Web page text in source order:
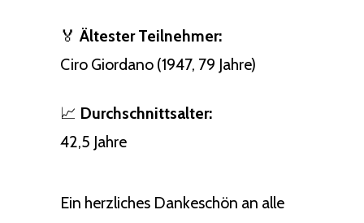
🏅 Ältester Teilnehmer:
Ciro Giordano (1947, 79 Jahre)
📈 Durchschnittsalter:
42,5 Jahre
Ein herzliches Dankeschön an alle